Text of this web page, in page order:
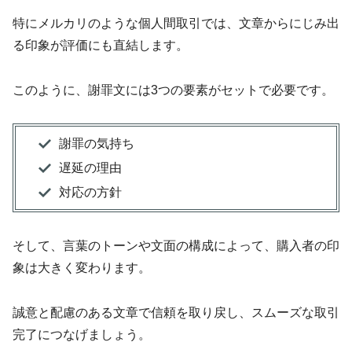
特にメルカリのような個人間取引では、文章からにじみ出
る印象が評価にも直結します。
このように、謝罪文には3つの要素がセットで必要です。
謝罪の気持ち
遅延の理由
対応の方針
そして、言葉のトーンや文面の構成によって、購入者の印
象は大きく変わります。
誠意と配慮のある文章で信頼を取り戻し、スムーズな取引
完了につなげましょう。